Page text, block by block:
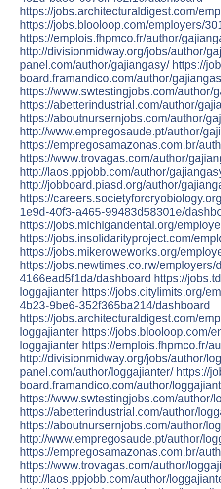
https://jobs.architecturaldigest.com/
https://jobs.blooloop.com/employers/
https://emplois.fhpmco.fr/author/
http://divisionmidway.org/jobs/author/
panel.com/author/gajiangasy/ https://
board.framandico.com/author/
https://www.swtestingjobs.com/author/
https://abetterindustrial.com/author/
https://aboutnursernjobs.com/author/
http://www.empregosaude.pt/author/
https://empregosamazonas.com.br/
https://www.trovagas.com/author/
http://laos.ppjobb.com/author/
http://jobboard.piasd.org/author/
https://
1e9d-40f3-a465-99483d58301e/
https://jobs.michigandental.org/
https://jobs.insolidarityproject.com/
https://jobs.mikeroweworks.org/
https://jobs.newtimes.co.rw/
4166ead5f1da/dashboard https://
loggajianter https://jobs.citylimits.org/
4b23-9be6-352f365ba214/dashboard
https://jobs.architecturaldigest.com/
loggajianter https://jobs.blooloop.com/
loggajianter https://emplois.fhpmco.fr/
http://divisionmidway.org/jobs/author/
panel.com/author/loggajianter/ https://
board.framandico.com/author/
https://www.swtestingjobs.com/author/
https://abetterindustrial.com/author/
https://aboutnursernjobs.com/author/
http://www.empregosaude.pt/author/
https://empregosamazonas.com.br/
https://www.trovagas.com/author/
http://laos.ppjobb.com/author/